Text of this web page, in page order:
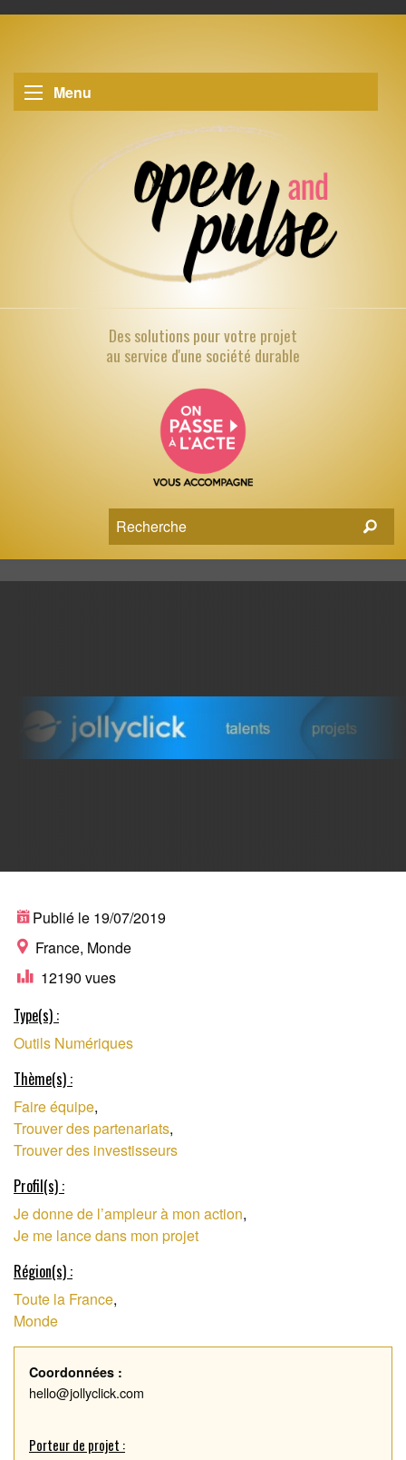
Menu
Des solutions pourvotre projet
au service d'une société durable
RÉSEAU
PROFESSIONNEL
POUR PORTEURS DE
PROJETS
Publié le 19/07/2019
France, Monde
12190 vues
Type(s) :
Outils Numériques
Thème(s) :
Faire équipe,
Trouver des partenariats,
Trouver des investisseurs
Profil(s) :
Je donne de l’ampleur à mon action,
Je me lance dans mon projet
Région(s) :
Toute la France,
Monde
Coordonnées :
hello@jollyclick.com
Porteur de projet :